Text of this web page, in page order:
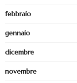
febbraio
gennaio
dicembre
novembre